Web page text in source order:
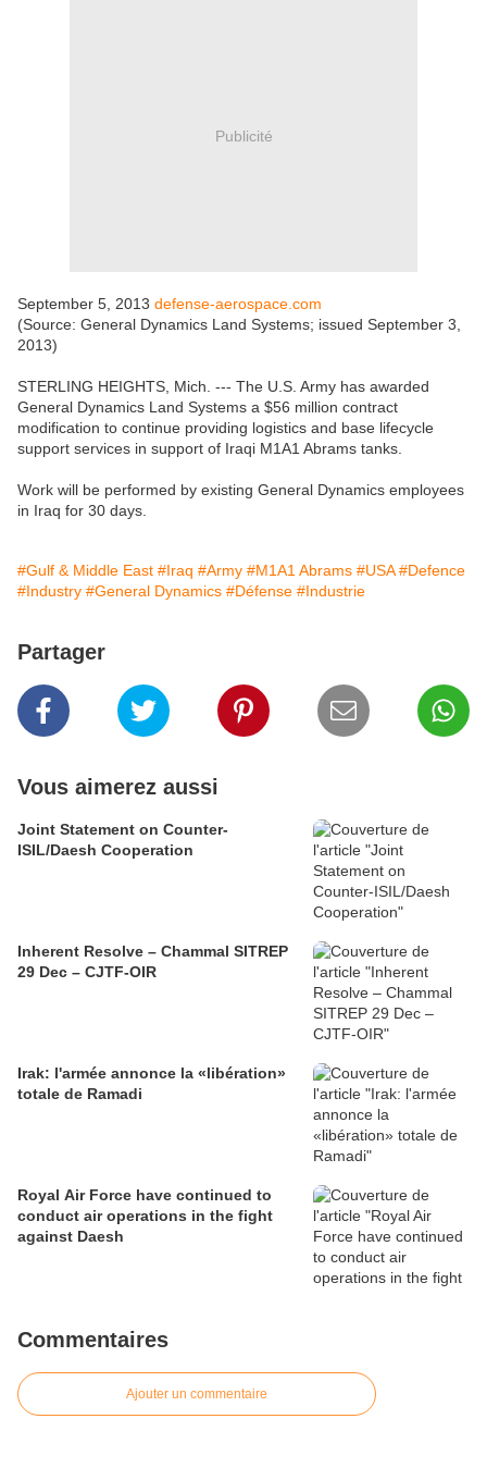
Publicité
September 5, 2013 defense-aerospace.com
(Source: General Dynamics Land Systems; issued September 3,
2013)
STERLING HEIGHTS, Mich. --- The U.S. Army has awarded
General Dynamics Land Systems a $56 million contract
modification to continue providing logistics and base lifecycle
support services in support of Iraqi M1A1 Abrams tanks.
Work will be performed by existing General Dynamics employees
in Iraq for 30 days.
#Gulf & Middle East #Iraq #Army #M1A1 Abrams #USA #Defence
#Industry #General Dynamics #Défense #Industrie
Partager
Vous aimerez aussi
Joint Statement on Counter-
ISIL/Daesh Cooperation
Inherent Resolve – Chammal SITREP
29 Dec – CJTF-OIR
Irak: l'armée annonce la «libération»
totale de Ramadi
Royal Air Force have continued to
conduct air operations in the fight
against Daesh
Commentaires
Ajouter un commentaire